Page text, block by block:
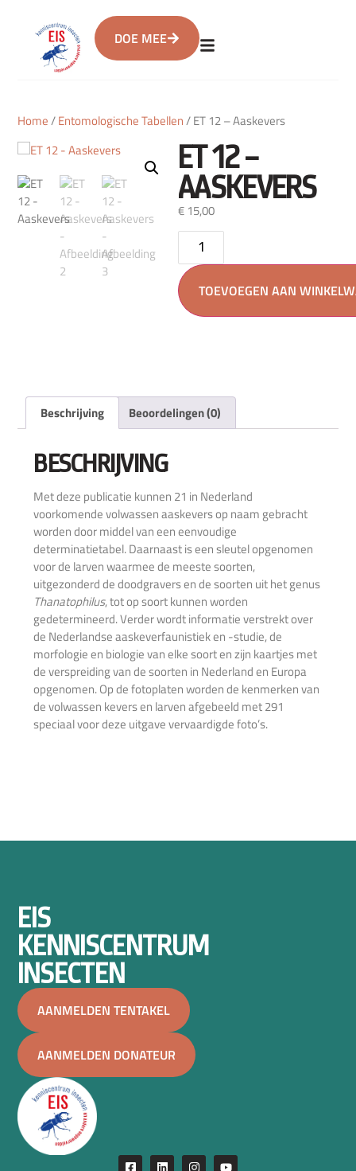
DOE MEE
Home/Entomologische Tabellen/ ET 12 – Aaskevers
ET 12 –
AASKEVERS
€15,00
TOEVOEGEN AAN
Beschrijving Beoordelingen (0)
BESCHRIJVING
Met deze publicatie kunnen 21 in Nederland
voorkomende volwassen aaskevers op naam gebracht
worden door middel van een eenvoudige
determinatietabel. Daarnaast is een sleutel opgenomen
voor de larven waarmee de meeste soorten,
uitgezonderd de doodgravers en de soorten uit het genus
Thanatophilus, tot op soort kunnen worden
gedetermineerd. Verder wordt informatie verstrekt over
de Nederlandse aaskeverfaunistiek en -studie, de
morfologie en biologie van elke soort en zijn kaartjes met
de verspreiding van de soorten in Nederland en Europa
opgenomen. Op de fotoplaten worden de kenmerken van
de volwassen kevers en larven afgebeeld met 291
speciaal voor deze uitgave vervaardigde foto’s.
EIS
KENNISCENTRUM
INSECTEN
AANMELDEN TENTAKEL
AANMELDEN DONATEUR